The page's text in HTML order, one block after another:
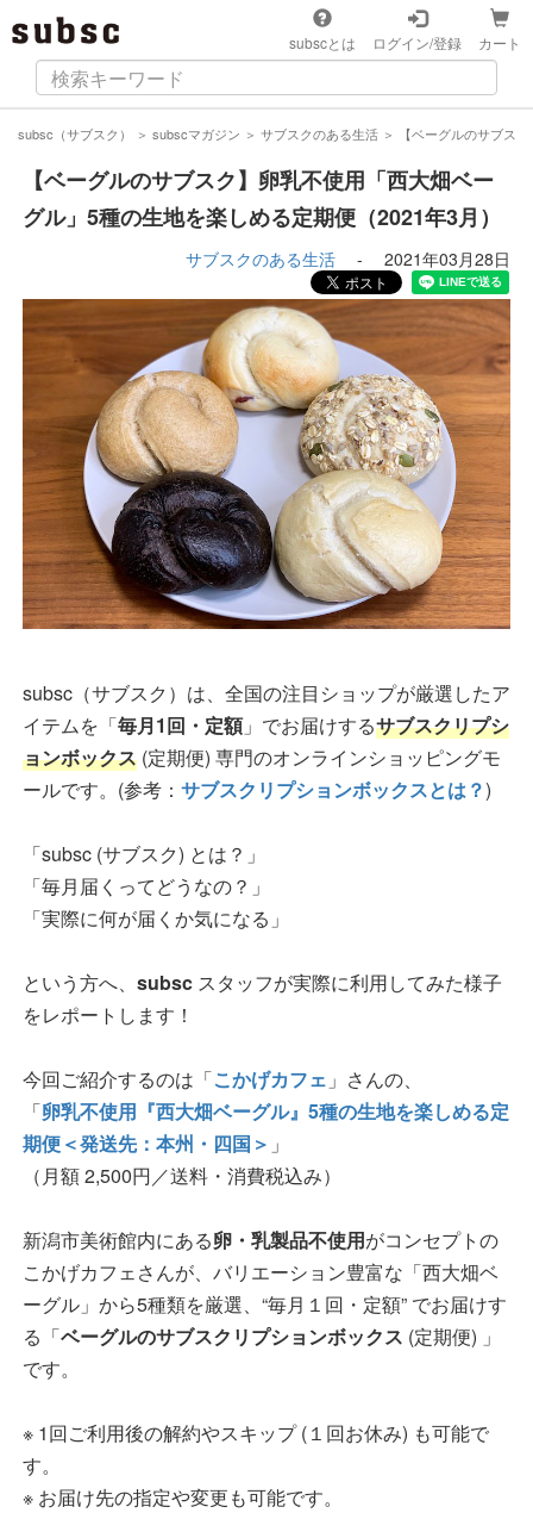
subscとは ログイン/登録 カート
subsc（サブスク） ＞ subscマガジン ＞ サブスクのある生活 ＞ 【ベーグルのサブス
【ベーグルのサブスク】卵乳不使用「西大畑ベー
グル」5種の生地を楽しめる定期便（2021年3月）
サブスクのある生活 - 2021年03月28日
subsc（サブスク）は、全国の注目ショップが厳選したア
イテムを「毎月1回・定額」でお届けするサブスクリプシ
ョンボックス (定期便) 専門のオンラインショッピングモ
ールです。(参考： サブスクリプションボックスとは？)
「subsc (サブスク) とは？」
「毎月届くってどうなの？」
「実際に何が届くか気になる」
という方へ、 subsc スタッフが実際に利用してみた様子
をレポートします！
今回ご紹介するのは「こかげカフェ 」さんの、
「卵乳不使用『西大畑ベーグル』5種の生地を楽しめる定
期便＜発送先：本州・四国＞ 」
（月額 2,500円／送料・消費税込み）
新潟市美術館内にある卵・乳製品不使用がコンセプトの
こかげカフェさんが、バリエーション豊富な「西大畑ベ
ーグル」から5種類を厳選、“毎月１回・定額” でお届けす
る「ベーグルのサブスクリプションボックス (定期便) 」
です。
※ 1回ご利用後の解約やスキップ (１回お休み) も可能で
す。
※ お届け先の指定や変更も可能です。